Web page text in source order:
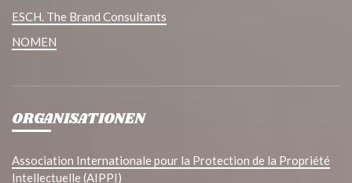
ESCH. The Brand Consultants
NOMEN
ORGANISATIONEN
Association Internationale pour la Protection de la Propriété
Intellectuelle (AIPPI)